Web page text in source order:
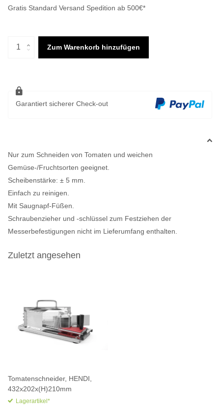
Gratis Standard Versand Spedition ab 500€*
Zum Warenkorb hinzufügen
Garantiert sicherer Check-out
Nur zum Schneiden von Tomaten und weichen
Gemüse-/Fruchtsorten geeignet.
Scheibenstärke: ± 5 mm.
Einfach zu reinigen.
Mit Saugnapf-Füßen.
Schraubenzieher und -schlüssel zum Festziehen der
Messerbefestigungen nicht im Lieferumfang enthalten.
Zuletzt angesehen
Tomatenschneider, HENDI,
432x202x(H)210mm
Lagerartikel*